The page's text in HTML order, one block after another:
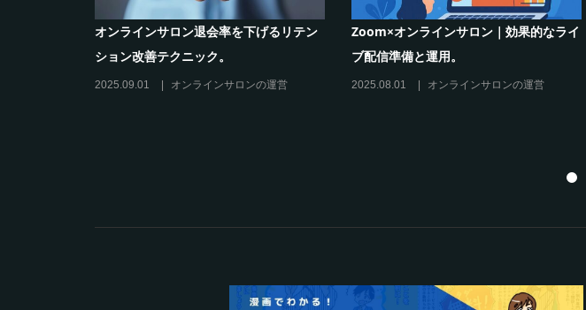
オンラインサロン退会率を下げるリテン
ション改善テクニック。
2025.09.01 オンラインサロンの運営
Zoom×オンラインサロン｜効果的なライ
ブ配信準備と運用。
2025.08.01 オンラインサロンの運営